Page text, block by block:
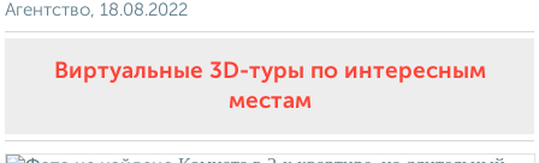
Агентство, 18.08.2022
Виртуальные 3D-туры по интересным
местам